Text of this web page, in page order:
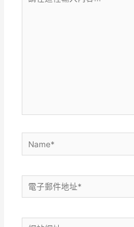
在
Name*
電
子
網